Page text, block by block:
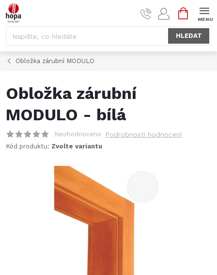
Přejít
na
HLEDAT
NÁKUPNÍ
KOŠÍK
Obložka zárubní MODULO
Obložka zárubní
MODULO - bílá
Neohodnoceno Podrobnosti hodnocení
Kód produktu: Zvolte variantu